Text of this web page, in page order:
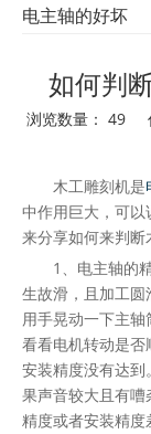
电主轴的好坏
如何判
浏览数量： 49
木工雕刻机是
中作用巨大，可
来分享如何来判断
1、电主轴的
生故滑，且加工
用手晃动一下主轴
看看电机转动是
安装精度没有达
果声音较大且有
精度或者安装精度